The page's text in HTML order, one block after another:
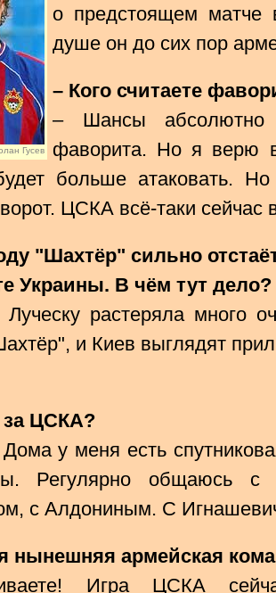
Гусев
о предстоящем матче
душе он до сих пор
– Кого считаете
– Шансы
фаворита. Но я верю
больше атаковать.
ЦСКА всё-таки сейчас
"Шахтёр" сильно
Украины. В чём тут дело?
растеряла много
и Киев выглядят
за ЦСКА?
у меня есть
Регулярно общаюсь
с Алдониным. С
нынешняя армейская
Игра ЦСКА